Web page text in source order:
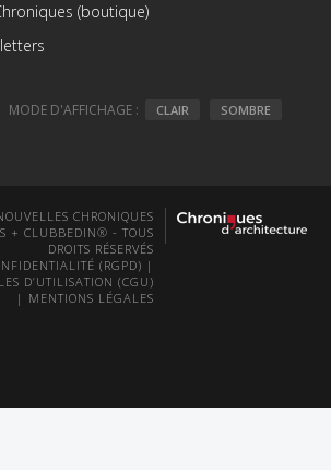
(boutique)
MODE D'AFFICHAGE : CLAIR SOMBRE
CHRONIQUES
+ CLUBBEDIN® - TOUS
DROITS RÉSERVÉS
(RGPD) |
D’UTILISATION (CGU)
| MENTIONS LÉGALES